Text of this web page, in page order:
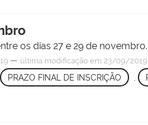
os dias 27 e 29 de novembro.
— última modificação em 23/09/2019
PRAZO FINAL DE INSCRIÇÃO